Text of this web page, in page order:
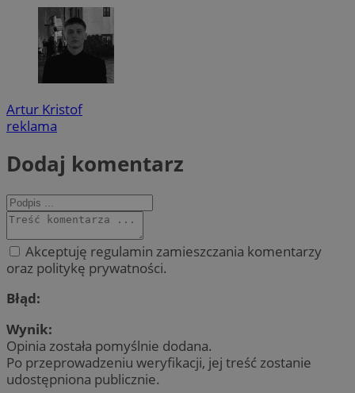
Artur Kristof
reklama
Dodaj komentarz
Akceptuję regulamin zamieszczania komentarzy
oraz politykę prywatności.
Błąd:
Wynik:
Opinia została pomyślnie dodana.
Po przeprowadzeniu weryfikacji, jej treść zostanie
udostępniona publicznie.